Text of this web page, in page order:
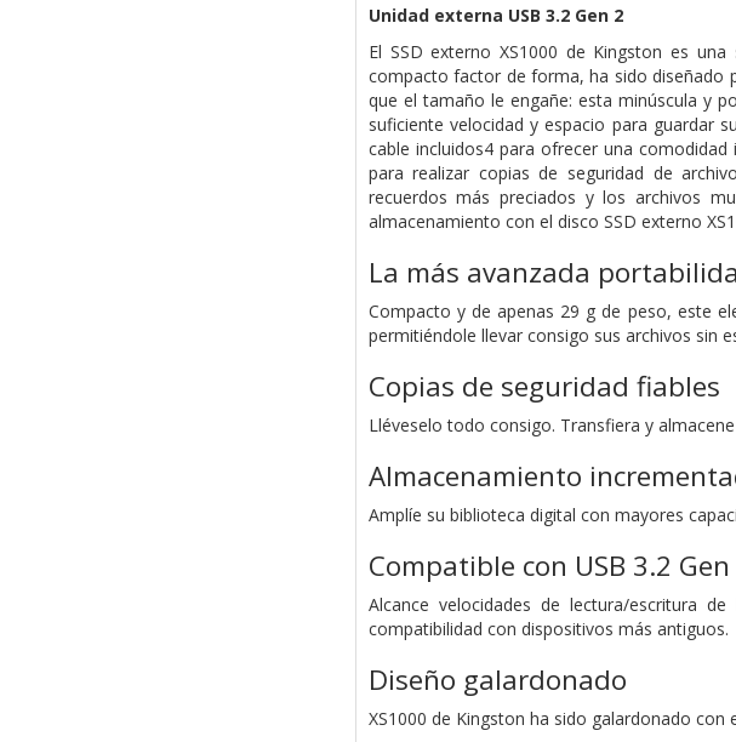
Unidad externa USB 3.2 Gen 2
El SSD externo XS1000 de Kingston es
compacto factor de forma, ha sido diseñado
que el tamaño le engañe: esta minúscula y
suficiente velocidad y espacio para guardar
cable incluidos4 para ofrecer una
para realizar copias de seguridad de
recuerdos más preciados y los archivos
almacenamiento con el disco SSD externo
La más avanzada
Compacto y de apenas 29 g de peso, este
permitiéndole llevar consigo sus archivos sin
Copias de seguridad fiables
Lléveselo todo consigo. Transfiera y
Almacenamiento
Amplíe su biblioteca digital con mayores
Compatible con USB 3.2 Gen
Alcance velocidades de lectura/escritura
compatibilidad con dispositivos más antiguos.
Diseño galardonado
XS1000 de Kingston ha sido galardonado con